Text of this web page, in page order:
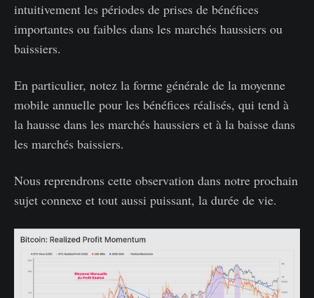
intuitivement les périodes de prises de bénéfices
importantes ou faibles dans les marchés haussiers ou
baissiers.
En particulier, notez la forme générale de la moyenne
mobile annuelle pour les bénéfices réalisés, qui tend à
la hausse dans les marchés haussiers et à la baisse dans
les marchés baissiers.
Nous reprendrons cette observation dans notre prochain
sujet connexe et tout aussi puissant, la durée de vie.